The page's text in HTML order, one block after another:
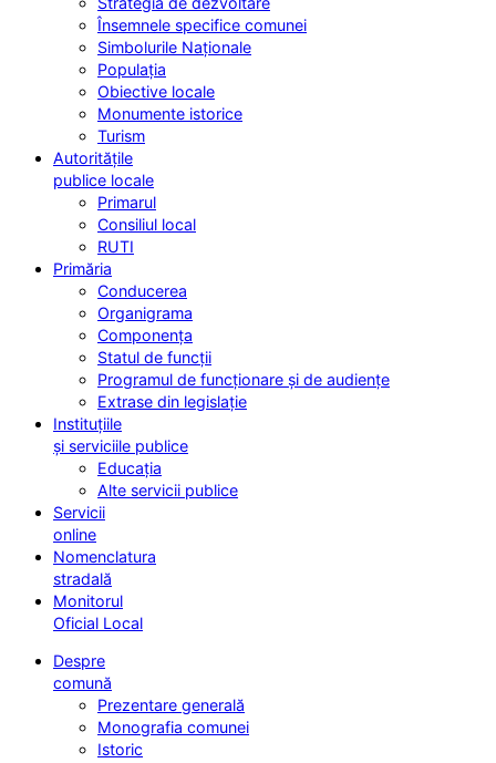
Însemnele specifice comunei
Simbolurile Naționale
Populația
Obiective locale
Monumente istorice
Turism
Autoritățile
publice locale
Primarul
Consiliul local
RUTI
Primăria
Conducerea
Organigrama
Componența
Statul de funcții
Programul de funcționare și de audiențe
Extrase din legislație
Instituțiile
și serviciile publice
Educația
Alte servicii publice
Servicii
online
Nomenclatura
stradală
Monitorul
Oficial Local
Despre
comună
Prezentare generală
Monografia comunei
Istoric